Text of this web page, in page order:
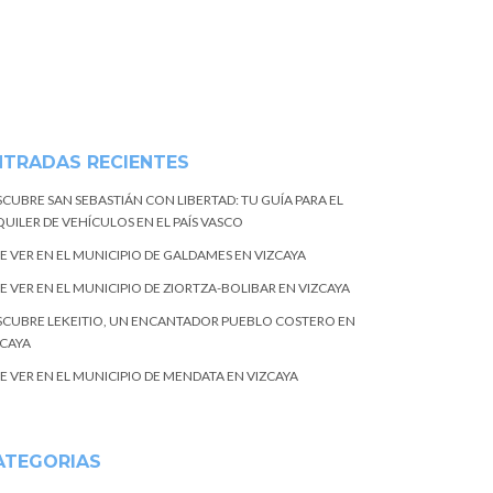
RECIENTES
SAN SEBASTIÁN CON LIBERTAD: TU GUÍA PARA EL
DE VEHÍCULOS EN EL PAÍS VASCO
VER EN EL MUNICIPIO DE GALDAMES EN VIZCAYA
VER EN EL MUNICIPIO DE ZIORTZA-BOLIBAR EN VIZCAYA
LEKEITIO, UN ENCANTADOR PUEBLO COSTERO EN
VER EN EL MUNICIPIO DE MENDATA EN VIZCAYA